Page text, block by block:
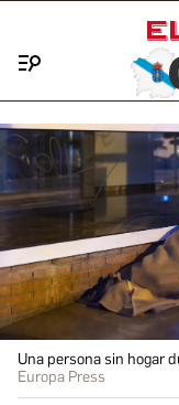
Una persona sin hogar
Europa Press